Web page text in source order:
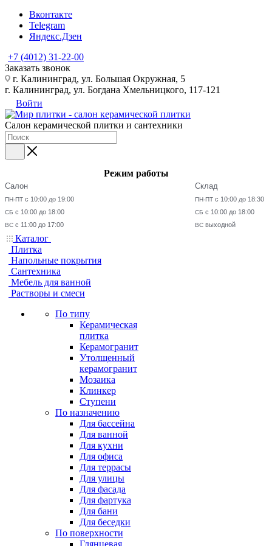
Вконтакте
Telegram
Яндекс.Дзен
+7 (4012) 31-22-00
Заказать звонок
г. Калининград, ул. Большая Окружная, 5
г. Калининград, ул. Богдана Хмельницкого, 117-121
Войти
Салон керамической плитки и сантехники
Режим работы
Салон
ПН-ПТ с 10:00 до 19:00
СБ с 10:00 до 18:00
ВС с 11:00 до 17:00
Склад
ПН-ПТ с 10:00 до 18:30
СБ с 10:00 до 18:00
ВС выходной
Каталог
Плитка
Напольные покрытия
Сантехника
Мебель для ванной
Растворы и смеси
По типу
Керамическая
плитка
Керамогранит
Утолщенный
керамогранит
Мозаика
Клинкер
Ступени
По назначению
Для бассейна
Для ванной
Для кухни
Для офиса
Для террасы
Для улицы
Для фасада
Для фартука
Для бани
Для беседки
По поверхности
Глянцевая